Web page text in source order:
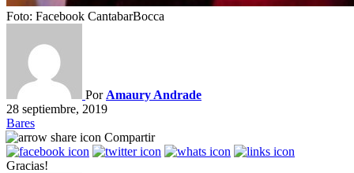
Foto: Facebook CantabarBocca
Por Amaury Andrade
28 septiembre, 2019
Bares
Compartir
Gracias!